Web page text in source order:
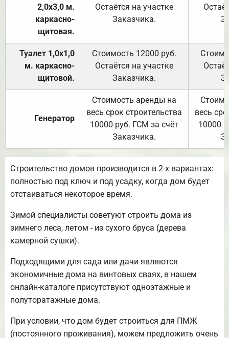
2,0х3,0 м.
каркасно-
щитовая.
Остаётся на участке
Заказчика.
Туалет 1,0х1,0
м. каркасно-
щитовой.
Стоимость 12000 руб.
Остаётся на участке
Заказчика.
Генератор
Стоимость аренды на
весь срок строительства
10000 руб. ГСМ за счёт
Заказчика.
весь
10000
Строительство домов производится в 2-х вариантах:
полностью под ключ и под усадку, когда дом будет
отстаиваться некоторое время.
Зимой специалисты советуют строить дома из
зимнего леса, летом - из сухого бруса (дерева
камерной сушки).
Подходящими для сада или дачи являются
экономичные дома на винтовых сваях, в нашем
онлайн-каталоге присутствуют одноэтажные и
полуторатажные дома.
При условии, что дом будет строиться для ПМЖ
(постоянного проживания), можем предложить очень